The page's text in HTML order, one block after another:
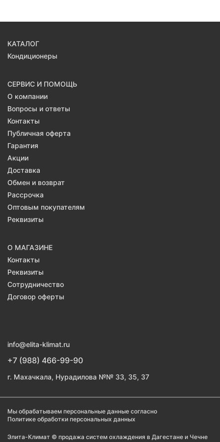
КАТАЛОГ
Кондиционеры
СЕРВИС И ПОМОЩЬ
О компании
Вопросы и ответы
Контакты
Публичная оферта
Гарантия
Акции
Доставка
Обмен и возврат
Рассрочка
Оптовым покупателям
Реквизиты
О МАГАЗИНЕ
Контакты
Реквизиты
Сотрудничество
Договор оферты
info@elita-klimat.ru
+7 (988) 466-99-90
г. Махачкала, Нурадилова №№ 33, 35, 37
Мы обрабатываем персональные данные согласно
Политике обработки персональных данных
Элита-Климат © продажа систем охлаждения в Дагестане и Чечне